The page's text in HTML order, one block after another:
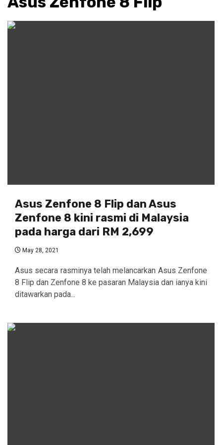
Asus Zenfone 8 Flip dan Asus
Zenfone 8 kini rasmi di Malaysia
pada harga dari RM 2,699
May 28, 2021
Asus secara rasminya telah melancarkan Asus Zenfone
8 Flip dan Zenfone 8 ke pasaran Malaysia dan ianya kini
ditawarkan pada...